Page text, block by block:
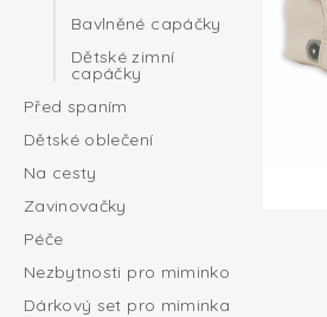
Bavlněné capáčky
Dětské zimní
capáčky
Před spaním
Dětské oblečení
Na cesty
Zavinovačky
Péče
Nezbytnosti pro miminko
Dárkový set pro miminka